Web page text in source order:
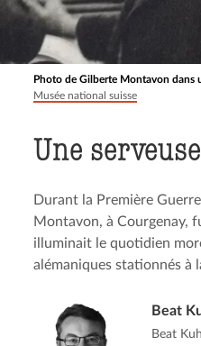
Photo de Gilberte Montavon dans
Musée national suisse
Une
Durant la Première
Montavon, à Courgenay,
illuminait le quotidien
alémaniques stationnés à
Beat
Beat